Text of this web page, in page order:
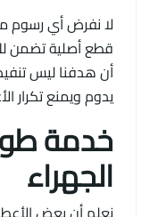
لا نفرض أي رسوم
قطع أصلية تضمن
أن هدفنا ليس
يدوم ويمنع تكرار
خدمة
الجهراء